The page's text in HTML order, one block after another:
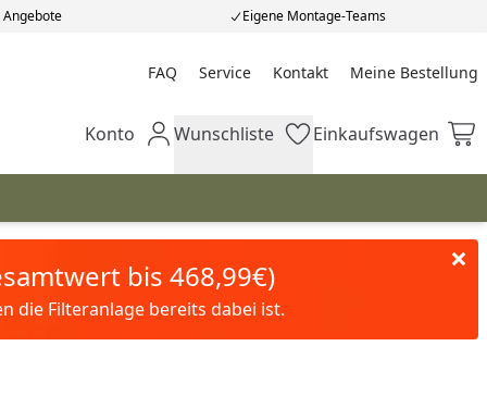
Eigene Montage-Teams
FAQ Service Kontakt Meine Bestellung
Meine Bestellung
Mein Konto
Konto Wunschliste
Wunschliste Einkaufswagen
Einkaufswagen
bis 468,99€)
die Filteranlage bereits dabei ist.